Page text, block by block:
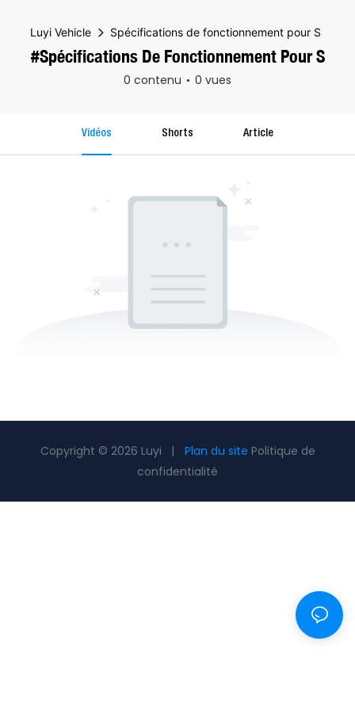
Luyi Vehicle Spécifications de fonctionnement pour S
#Spécifications De Fonctionnement Pour S
0 contenu 0 vues
Vidéos Shorts Article
Copyright © 2026 Luyi | Plan du site Politique de
confidentialité